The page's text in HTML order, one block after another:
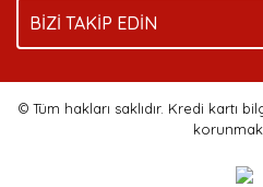
BİZİ TAKİP EDİN
© Tüm hakları saklıdır. Kredi kartı